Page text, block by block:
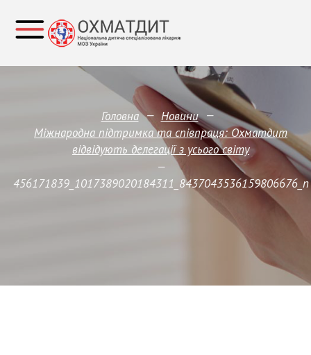
Головна — Новини —
Міжнародна підтримка та співпраця: Охматдит
відвідують делегації з усього світу
—
456171839_1017389020184311_8437043536159806676_n